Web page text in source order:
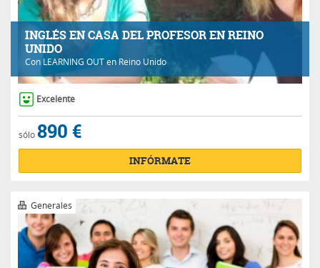
INGLÉS EN CASA DEL PROFESOR EN REINO
UNIDO
Con LEARNING OUTen Reino Unido
Excelente
sólo890 €
INFÓRMATE
Generales